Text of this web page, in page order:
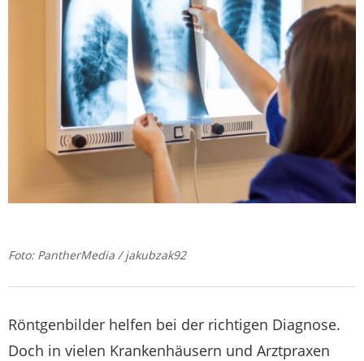
Foto: PantherMedia / jakubzak92
Röntgenbilder helfen bei der richtigen Diagnose.
Doch in vielen Krankenhäusern und Arztpraxen